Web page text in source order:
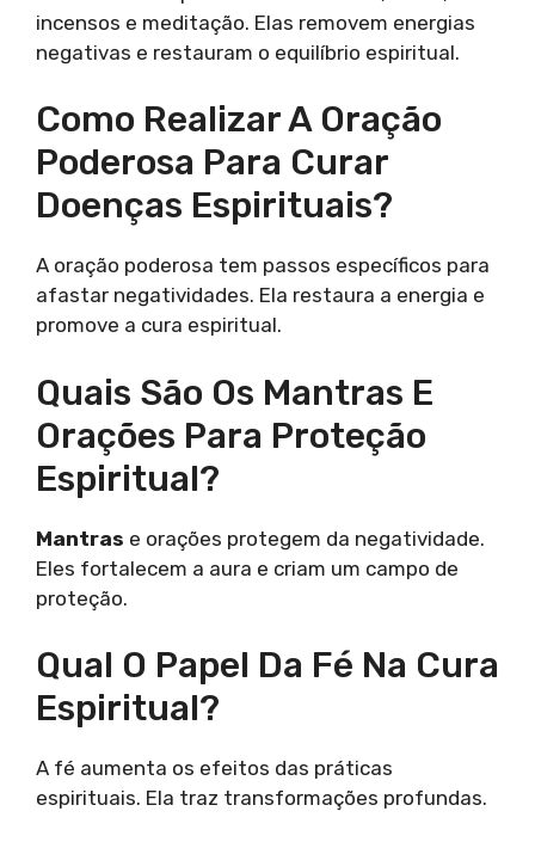
incensos e meditação. Elas removem energias
negativas e restauram o equilíbrio espiritual.
Como Realizar A Oração
Poderosa Para Curar
Doenças Espirituais?
A oração poderosa tem passos específicos para
afastar negatividades. Ela restaura a energia e
promove a cura espiritual.
Quais São Os Mantras E
Orações Para Proteção
Espiritual?
Mantras e orações protegem da negatividade.
Eles fortalecem a aura e criam um campo de
proteção.
Qual O Papel Da Fé Na Cura
Espiritual?
A fé aumenta os efeitos das práticas
espirituais. Ela traz transformações profundas.